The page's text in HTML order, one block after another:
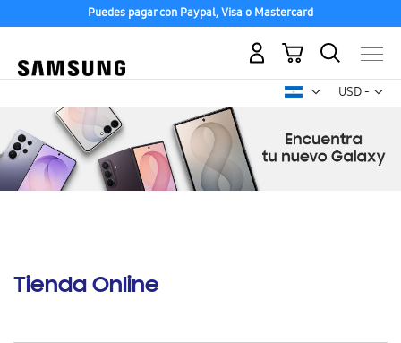
Puedes pagar con Paypal, Visa o Mastercard
USD -
dólar
Mi carrito
Tienda Online